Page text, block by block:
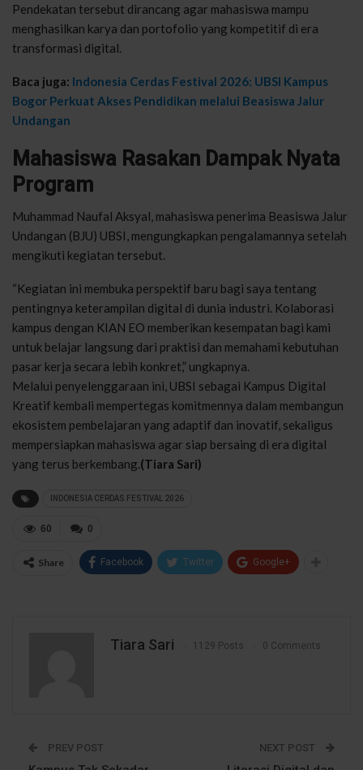
Pendekatan tersebut dirancang agar mahasiswa mampu
menghasilkan karya dan portofolio yang kompetitif di era
transformasi digital.
Baca juga: Indonesia Cerdas Festival 2026: UBSI Kampus
Bogor Perkuat Akses Pendidikan melalui Beasiswa Jalur
Undangan
Mahasiswa Rasakan Dampak Nyata
Program
Muhammad Naufal Aksyal, mahasiswa penerima Beasiswa Jalur
Undangan (BJU) UBSI, mengungkapkan pengalamannya setelah
mengikuti kegiatan tersebut.
“Kegiatan ini membuka perspektif baru bagi saya tentang
pentingnya keterampilan digital di dunia industri. Kolaborasi
kampus dengan KIAN EO memberikan kesempatan bagi kami
untuk belajar langsung dari praktisi dan memahami kebutuhan
pasar kerja secara lebih konkret,” ungkapnya.
Melalui penyelenggaraan ini, UBSI sebagai Kampus Digital
Kreatif kembali mempertegas komitmennya dalam membangun
ekosistem pembelajaran yang adaptif dan inovatif, sekaligus
mempersiapkan mahasiswa agar siap bersaing di era digital
yang terus berkembang.(Tiara Sari)
INDONESIA CERDAS FESTIVAL 2026
0
60
Share Facebook Twitter Google+
Tiara Sari 1129 Posts 0 Comments
PREV POST NEXT POST